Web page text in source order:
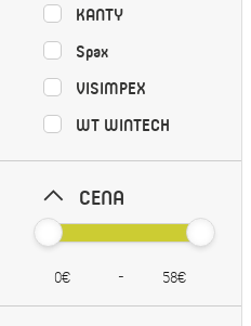
KANTY
Spax
VISIMPEX
WT WINTECH
CENA
-